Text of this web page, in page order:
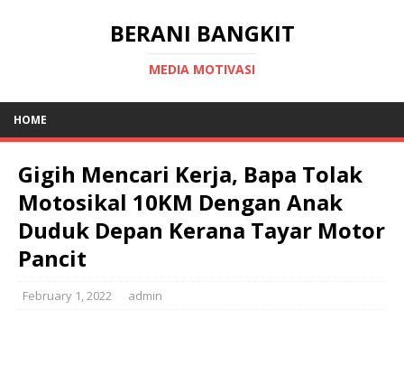
BERANI BANGKIT
MEDIA MOTIVASI
HOME
Gigih Mencari Kerja, Bapa Tolak
Motosikal 10KM Dengan Anak
Duduk Depan Kerana Tayar Motor
Pancit
February 1, 2022 admin